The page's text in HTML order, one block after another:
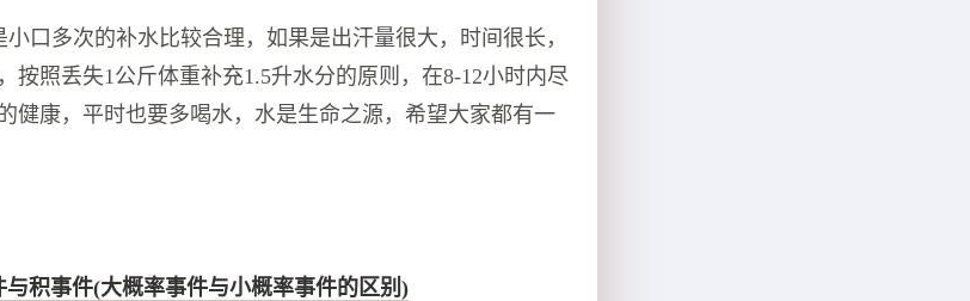
口多次的补水比较合理，如果是出汗量很大，时间很长，
按照丢失1公斤体重补充1.5升水分的原则，在8-12小时内尽
健康，平时也要多喝水，水是生命之源，希望大家都有一
积事件(大概率事件与小概率事件的区别)